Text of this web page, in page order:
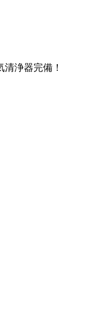
浄器完備！